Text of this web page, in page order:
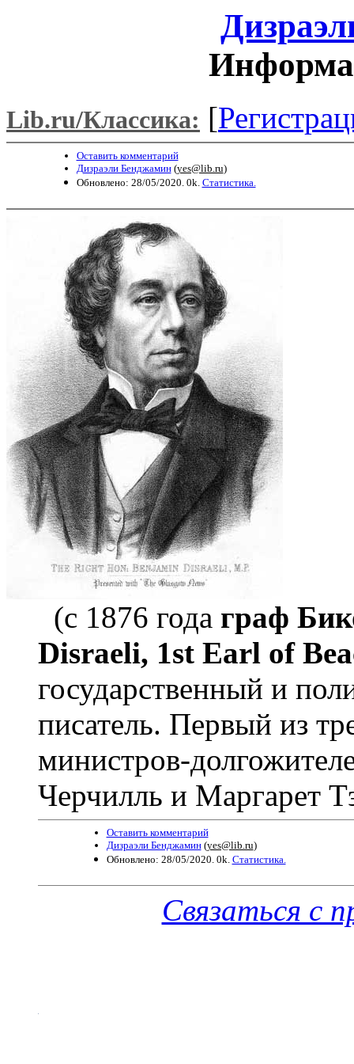
Lib.ru/Классика: [
Оставить комментарий
Дизраэли Бенджамин(yes@lib.ru)
Обновлено: 28/05/2020. 0k. Статистика.
(с 1876 года граф
Disraeli, 1st Earl of
государственный и
писатель. Первый из
министров-
Черчилль и Маргарет
Оставить комментарий
Дизраэли Бенджамин(yes@lib.ru)
Обновлено: 28/05/2020. 0k. Статистика.
Связаться с